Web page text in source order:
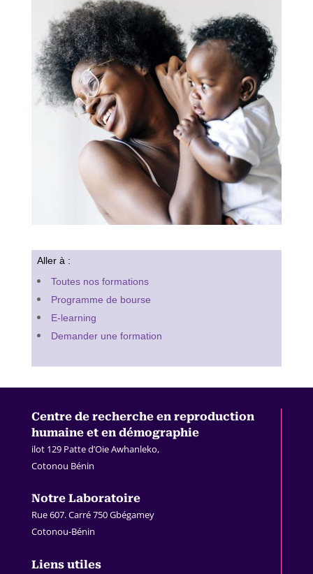
Aller à :
Toutes nos formations
Programme de bourse
E-learning
Demander une formation
Centre de recherche en reproduction
humaine et en démographie
ilot 129 Patte d’Oie Awhanleko,
Cotonou Bénin
Notre Laboratoire
Rue 607. Carré 750 Gbégamey
Cotonou-Bénin
Liens utiles